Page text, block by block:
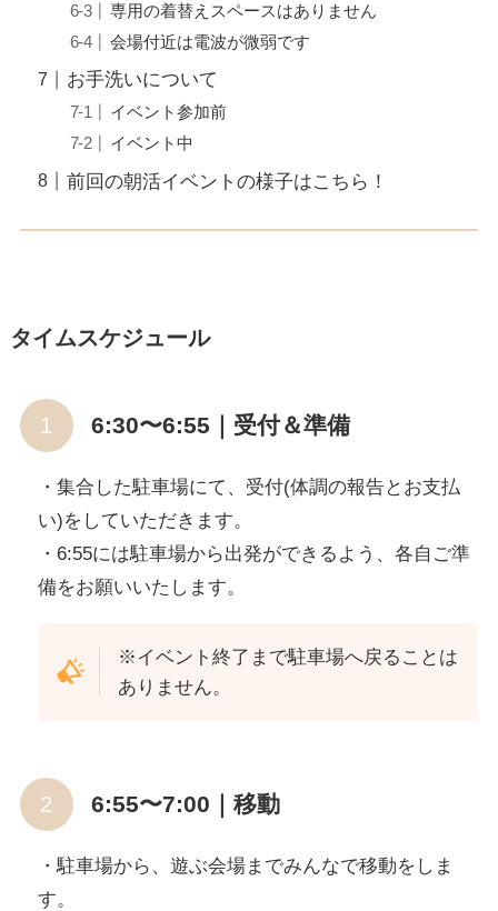
専用の着替えスペースはありません
会場付近は電波が微弱です
お手洗いについて
イベント参加前
イベント中
前回の朝活イベントの様子はこちら！
タイムスケジュール
6:30〜6:55｜受付＆準備
・集合した駐車場にて、受付(体調の報告とお支払
い)をしていただきます。
・6:55には駐車場から出発ができるよう、各自ご準
備をお願いいたします。
※イベント終了まで駐車場へ戻ることは
ありません。
6:55〜7:00｜移動
・駐車場から、遊ぶ会場までみんなで移動をしま
す。